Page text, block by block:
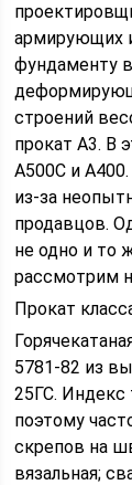
армирующих
фундаменту
строений
прокат А3. В
А500С и
из-за
продавцов.
не одно и то
рассмотрим
Прокат
5781-82 из
25ГС. Индекс
поэтому
скрепов на
вязальная;